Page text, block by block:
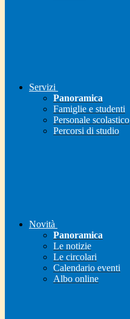
Servizi
Panoramica
Famiglie e studenti
Personale scolastico
Percorsi di studio
Novità
Panoramica
Le notizie
Le circolari
Calendario eventi
Albo online